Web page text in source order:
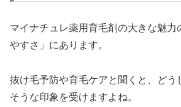
マイナチュレ薬用育毛剤の大きな魅力
やすさ」にあります。
抜け毛予防や育毛ケアと聞くと、どう
そうな印象を受けますよね。